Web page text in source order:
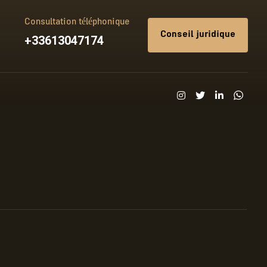
Conseil juridique
Consultation téléphonique
+33613047174